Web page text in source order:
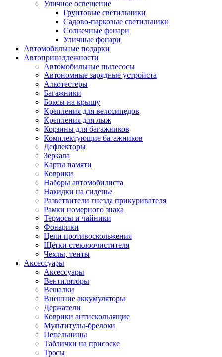
Уличное освещение
Грунтовые светильники
Садово-парковые светильники
Солнечные фонари
Уличные фонари
Автомобильные подарки
Автопринадлежности
Автомобильные пылесосы
Автономные зарядные устройста
Алкотестеры
Багажники
Боксы на крышу
Крепления для велосипедов
Крепления для лыж
Корзины для багажников
Комплектующие багажников
Дефлекторы
Зеркала
Карты памяти
Коврики
Наборы автомобилиста
Накидки на сиденье
Разветвители гнезда прикуривателя
Рамки номерного знака
Термосы и чайники
Фонарики
Цепи противоскольжения
Щётки стеклоочистителя
Чехлы, тенты
Аксессуары
Аксессуары
Вентиляторы
Вешалки
Внешние аккумуляторы
Держатели
Коврики антискользящие
Мультитулы-брелоки
Пепельницы
Таблички на присоске
Тросы